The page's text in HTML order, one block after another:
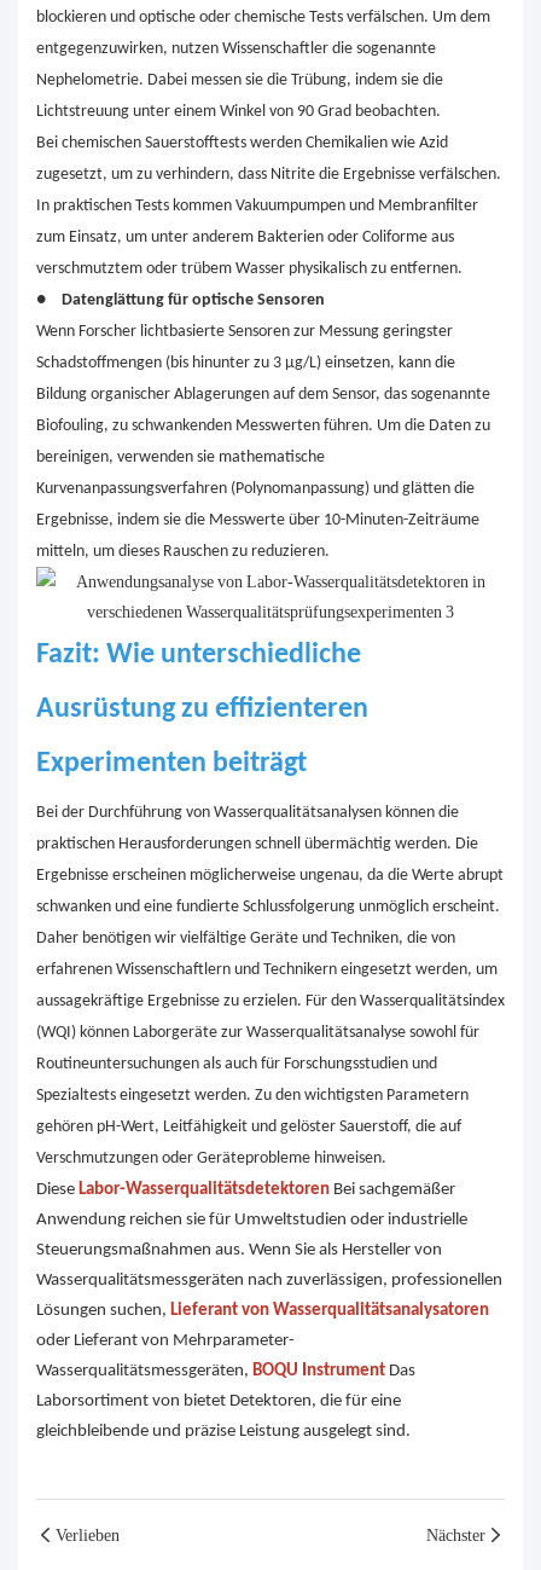
blockieren und optische oder chemische Tests verfälschen. Um dem
entgegenzuwirken, nutzen Wissenschaftler die sogenannte
Nephelometrie. Dabei messen sie die Trübung, indem sie die
Lichtstreuung unter einem Winkel von 90 Grad beobachten.
Bei chemischen Sauerstofftests werden Chemikalien wie Azid
zugesetzt, um zu verhindern, dass Nitrite die Ergebnisse verfälschen.
In praktischen Tests kommen Vakuumpumpen und Membranfilter
zum Einsatz, um unter anderem Bakterien oder Coliforme aus
verschmutztem oder trübem Wasser physikalisch zu entfernen.
●
Datenglättung für optische Sensoren
Wenn Forscher lichtbasierte Sensoren zur Messung geringster
Schadstoffmengen (bis hinunter zu 3 µg/L) einsetzen, kann die
Bildung organischer Ablagerungen auf dem Sensor, das sogenannte
Biofouling, zu schwankenden Messwerten führen. Um die Daten zu
bereinigen, verwenden sie mathematische
Kurvenanpassungsverfahren (Polynomanpassung) und glätten die
Ergebnisse, indem sie die Messwerte über 10-Minuten-Zeiträume
mitteln, um dieses Rauschen zu reduzieren.
Fazit: Wie unterschiedliche
Ausrüstung zu effizienteren
Experimenten beiträgt
Bei der Durchführung von Wasserqualitätsanalysen können die
praktischen Herausforderungen schnell übermächtig werden. Die
Ergebnisse erscheinen möglicherweise ungenau, da die Werte abrupt
schwanken und eine fundierte Schlussfolgerung unmöglich erscheint.
Daher benötigen wir vielfältige Geräte und Techniken, die von
erfahrenen Wissenschaftlern und Technikern eingesetzt werden, um
aussagekräftige Ergebnisse zu erzielen. Für den Wasserqualitätsindex
(WQI) können Laborgeräte zur Wasserqualitätsanalyse sowohl für
Routineuntersuchungen als auch für Forschungsstudien und
Spezialtests eingesetzt werden. Zu den wichtigsten Parametern
gehören pH-Wert, Leitfähigkeit und gelöster Sauerstoff, die auf
Verschmutzungen oder Geräteprobleme hinweisen.
Diese Labor-Wasserqualitätsdetektoren Bei sachgemäßer
Anwendung reichen sie für Umweltstudien oder industrielle
Steuerungsmaßnahmen aus. Wenn Sie als Hersteller von
Wasserqualitätsmessgeräten nach zuverlässigen, professionellen
Lösungen suchen, Lieferant von Wasserqualitätsanalysatoren
oder Lieferant von Mehrparameter-
Wasserqualitätsmessgeräten, BOQU Instrument Das
Laborsortiment von bietet Detektoren, die für eine
gleichbleibende und präzise Leistung ausgelegt sind.
Verlieben Nächster